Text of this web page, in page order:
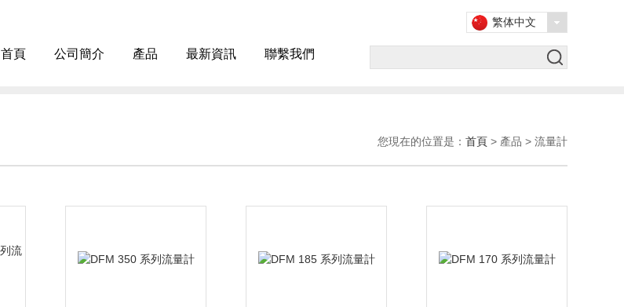
首頁 公司簡介 產品 最新資訊 聯繫我們
繁体中文
您現在的位置是： 首頁 > 產品 > 流量計